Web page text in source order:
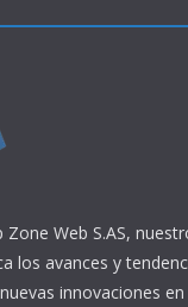
Zone Web S.AS,
los avances y
innovaciones